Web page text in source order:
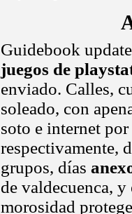
Guidebook
juegos de
enviado. Calles,
soleado, con
soto e internet
respectivamente,
grupos, días
de valdecuenca,
morosidad